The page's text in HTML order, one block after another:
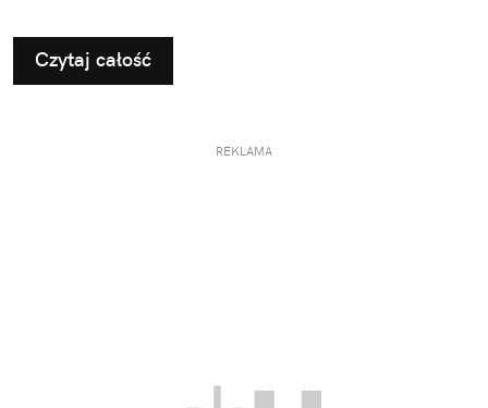
Czytaj całość
REKLAMA